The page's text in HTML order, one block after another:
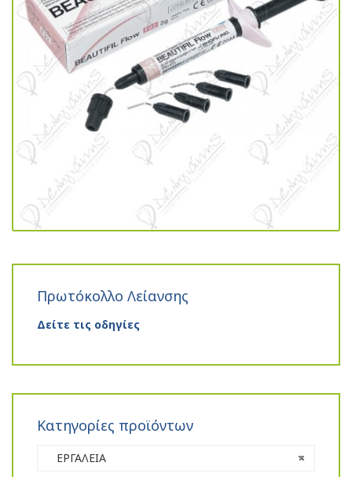
Πρωτόκολλο Λείανσης
Δείτε τις οδηγίες
Κατηγορίες προϊόντων
×
ΕΡΓΑΛΕΙΑ